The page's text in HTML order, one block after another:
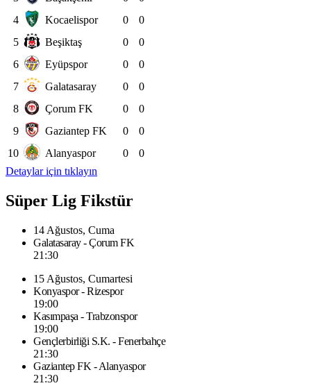
4
Kocaelispor 0
0
5
Beşiktaş 0
0
6
Eyüpspor 0
0
7
Galatasaray 0
0
8
Çorum FK 0
0
9
Gaziantep FK 0
0
10
Alanyaspor 0
0
Detaylar için tıklayın
Süper Lig Fikstür
14 Ağustos, Cuma
Galatasaray - Çorum FK
21:30
15 Ağustos, Cumartesi
Konyaspor - Rizespor
19:00
Kasımpaşa - Trabzonspor
19:00
Gençlerbirliği S.K. - Fenerbahçe
21:30
Gaziantep FK - Alanyaspor
21:30